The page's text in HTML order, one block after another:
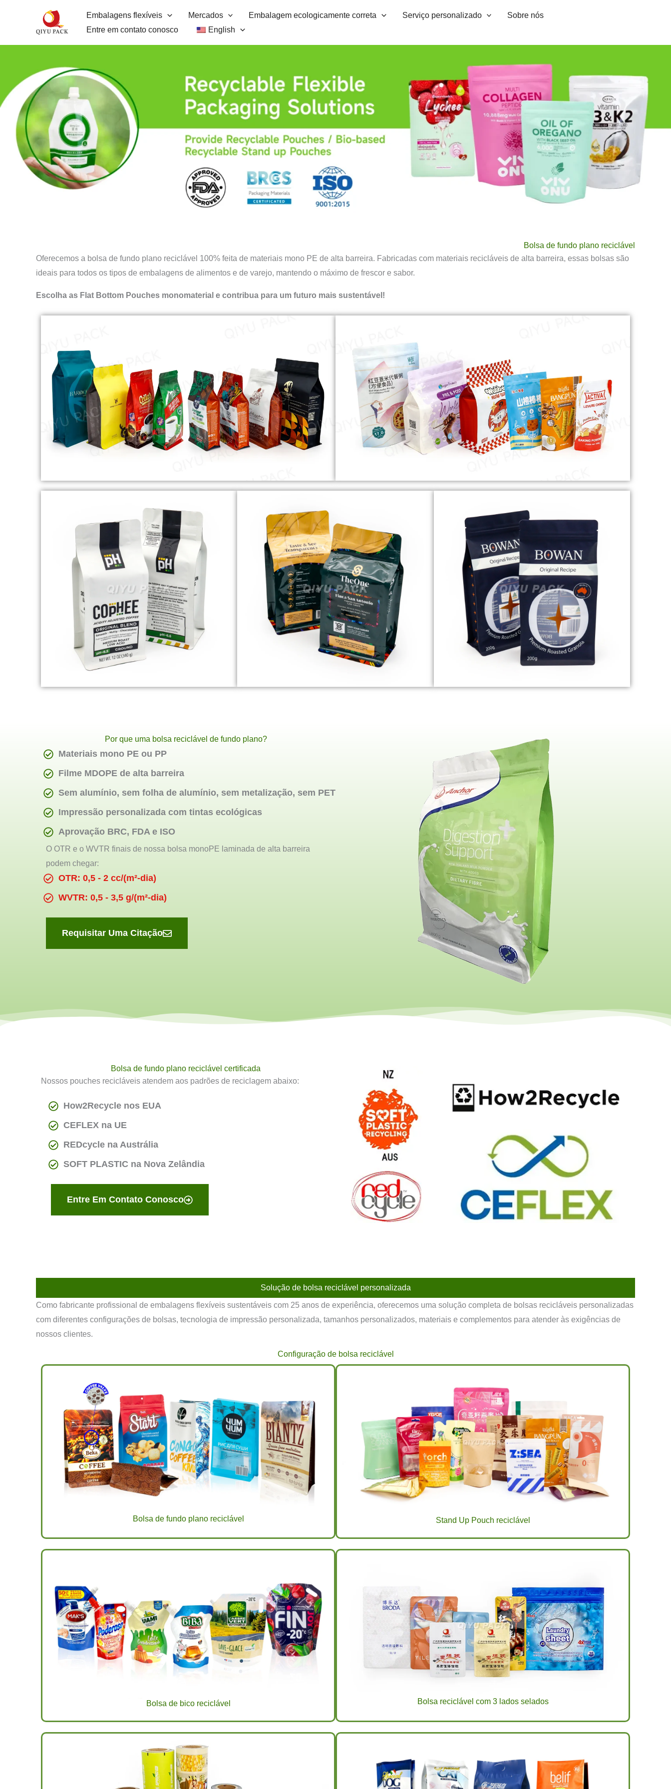
Embalagens flexíveis Mercados Embalagem ecologicamente correta Serviço personalizado
Sobre nós
Entre em contato conosco
English
Bolsa de fundo plano reciclável
Oferecemos a bolsa de fundo plano reciclável 100% feita de materiais mono PE de alta barreira. Fabricadas com materiais recicláveis de alta barreira, essas bolsas são
ideais para todos os tipos de embalagens de alimentos e de varejo, mantendo o máximo de frescor e sabor.
Escolha as Flat Bottom Pouches monomaterial e contribua para um futuro mais sustentável!
Por que uma bolsa reciclável de fundo plano?
Materiais mono PE ou PP
Filme MDOPE de alta barreira
Sem alumínio, sem folha de alumínio, sem metalização, sem PET
Impressão personalizada com tintas ecológicas
Aprovação BRC, FDA e ISO
O OTR e o WVTR finais de nossa bolsa monoPE laminada de alta barreira
podem chegar:
OTR: 0,5 - 2 cc/(m²-dia)
WVTR: 0,5 - 3,5 g/(m²-dia)
Requisitar Uma Citação
Bolsa de fundo plano reciclável certificada
Nossos pouches recicláveis atendem aos padrões de reciclagem abaixo:
How2Recycle nos EUA
CEFLEX na UE
REDcycle na Austrália
SOFT PLASTIC na Nova Zelândia
Entre Em Contato Conosco
Solução de bolsa reciclável personalizada
Como fabricante profissional de embalagens flexíveis sustentáveis com 25 anos de experiência, oferecemos uma solução completa de bolsas recicláveis personalizadas
com diferentes configurações de bolsas, tecnologia de impressão personalizada, tamanhos personalizados, materiais e complementos para atender às exigências de
nossos clientes.
Configuração de bolsa reciclável
Bolsa de fundo plano reciclável Stand Up Pouch reciclável
Bolsa de bico reciclável Bolsa reciclável com 3 lados selados